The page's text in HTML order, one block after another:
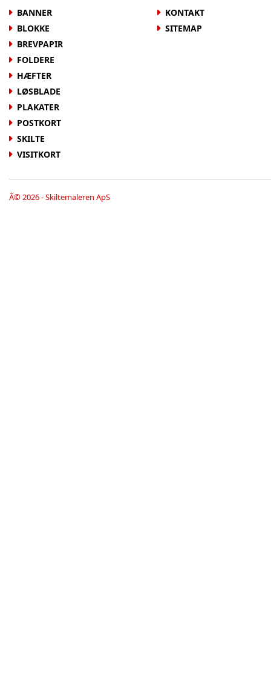
BANNER
BLOKKE
BREVPAPIR
FOLDERE
HÆFTER
LØSBLADE
PLAKATER
POSTKORT
SKILTE
VISITKORT
KONTAKT
SITEMAP
Â© 2026 - Skiltemaleren ApS